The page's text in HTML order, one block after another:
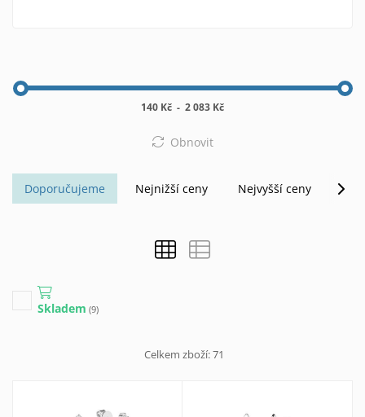
140 Kč - 2 083 Kč
Obnovit
Doporučujeme Nejnižší ceny Nejvyšší ceny
Skladem (9)
Celkem zboží:71